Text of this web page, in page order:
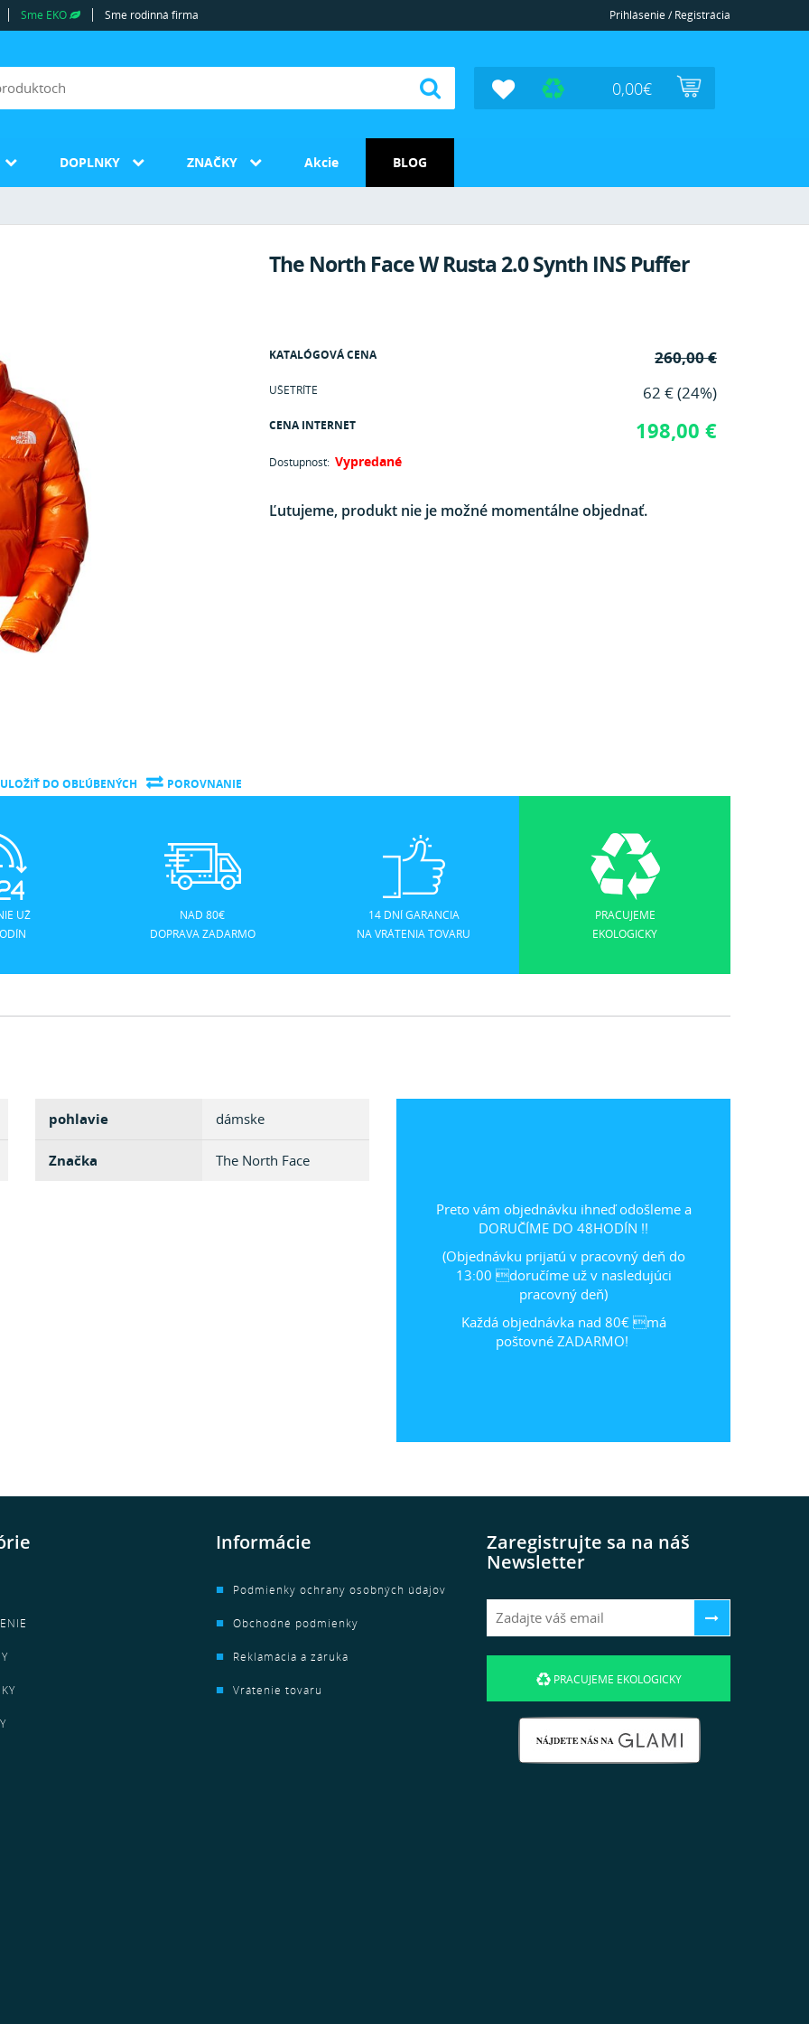
Sme EKO Sme rodinná firma Prihlásenie / Registrácia
0,00€
DOPLNKY ZNAČKY Akcie BLOG
ULOŽIŤ DO OBĽÚBENÝCH POROVNANIE
The North Face W Rusta 2.0 Synth INS Puffer
KATALÓGOVÁ CENA 260,00 €
UŠETRÍTE 62 € (24%)
CENA INTERNET 198,00 €
Dostupnosť: Vypredané
Ľutujeme, produkt nie je možné momentálne objednať.
UŽ
NAD 80€
DOPRAVA ZADARMO
14 DNÍ GARANCIA
NA VRÁTENIA TOVARU
PRACUJEME
EKOLOGICKY
pohlavie dámske
Značka The North Face
Preto vám objednávku ihneď odošleme a
DORUČÍME DO 48HODÍN !!
(Objednávku prijatú v pracovný deň do
13:00 doručíme už v nasledujúci
pracovný deň)
Každá objednávka nad 80€ má
poštovné ZADARMO!
Informácie
Podmienky ochrany osobných údajov
Obchodné podmienky
Reklamácia a záruka
Vrátenie tovaru
Zaregistrujte sa na náš
Newsletter
PRACUJEME EKOLOGICKY